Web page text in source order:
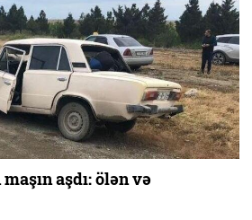
aşdı: ölən və